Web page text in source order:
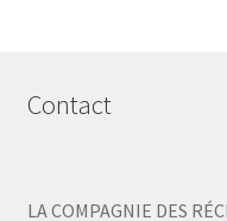
Contact
LA COMPAGNIE DES